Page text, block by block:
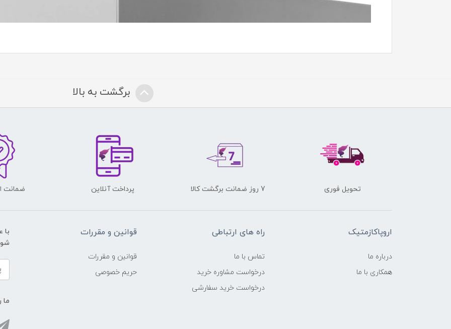
برگشت به بالا
تحویل فوری 7 روز ضمانت برگشت کالا پرداخت آنلاین ضمانت
اروپاکازمتیک
درباره ما
همکاری با ما
راه های ارتباطی
تماس با ما
درخواست مشاوره خرید
درخواست خرید سفارشی
قوانین و مقررات
قوانین و مقررات
حریم خصوصی
شوید و
ما